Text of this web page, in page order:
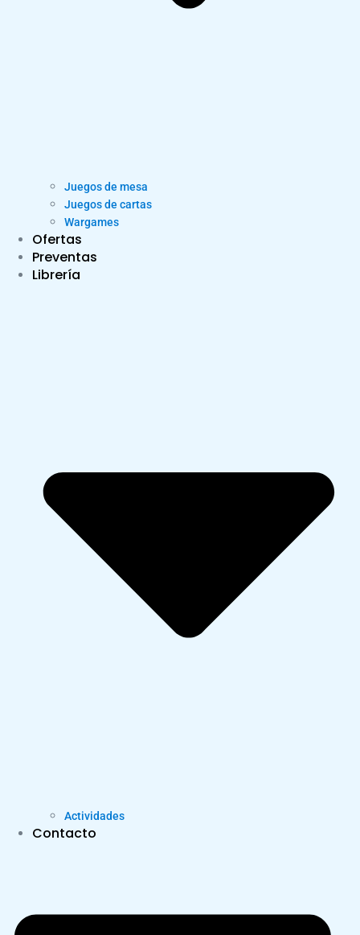
Juegos de mesa
Juegos de cartas
Wargames
Ofertas
Preventas
Librería
Actividades
Contacto